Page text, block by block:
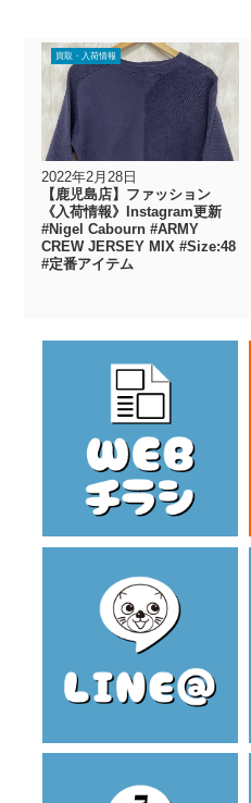
買取・入荷情報
2022年2月28日
【鹿児島店】ファッション
《入荷情報》Instagram更新
#Nigel Cabourn #ARMY
CREW JERSEY MIX #Size:48
#定番アイテム